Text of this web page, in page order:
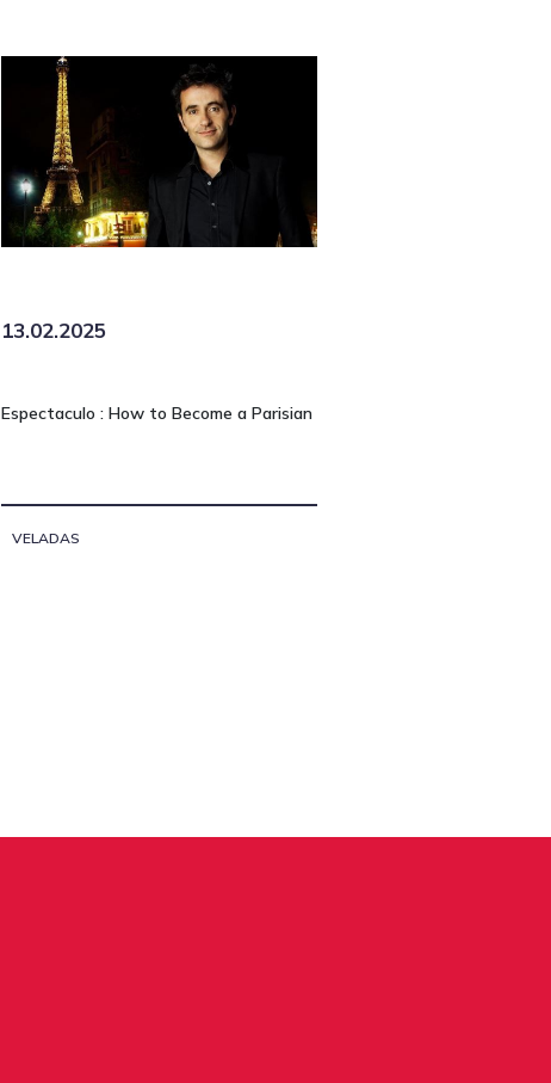
13.02.2025
Espectaculo : How to Become a Parisian
VELADAS